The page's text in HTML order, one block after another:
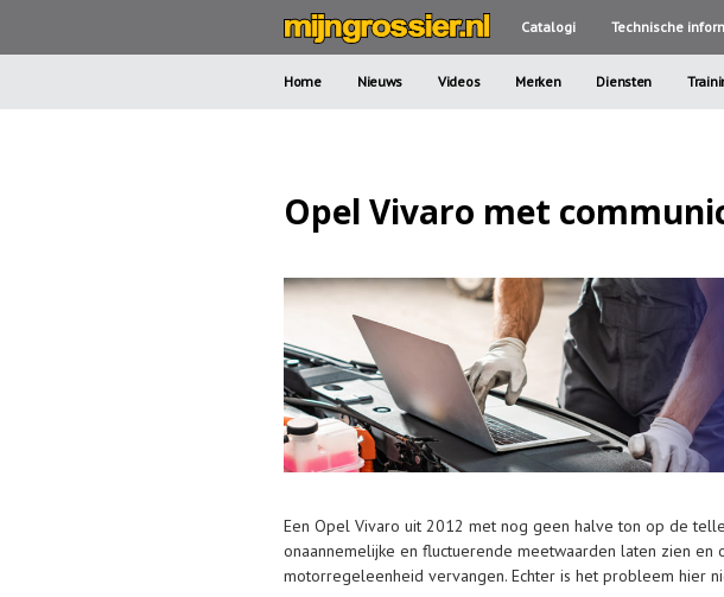
Catalogi Technische
Home Nieuws Videos Merken Diensten
Opel Vivaro met
Een Opel Vivaro uit 2012 met nog geen halve ton op de
onaannemelijke en fluctuerende meetwaarden laten zien
motorregeleenheid vervangen. Echter is het probleem hier